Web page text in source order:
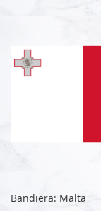
Bandiera: Malta